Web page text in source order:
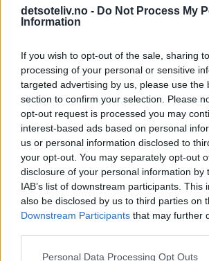
detsoteliv.no - Do Not Process My
Information
If you wish to opt-out of the sale, sharing
processing of your personal or sensitive
targeted advertising by us, please use the
section to confirm your selection. Please
opt-out request is processed you may
interest-based ads based on personal
us or personal information disclosed to
your opt-out. You may separately opt-out
disclosure of your personal information by
IAB’s list of downstream participants. This
also be disclosed by us to third parties on
Downstream Participants that may further
Personal Data Processing Opt Outs